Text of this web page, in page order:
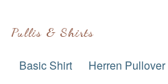
Pullis & Shirts
Basic Shirt Herren Pullover